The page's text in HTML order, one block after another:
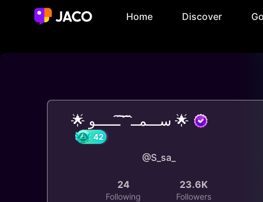
Home Discover
🌟 ســـمــ ͡ ͠ ͠ــــــو 🌟
@S_sa_
24
Following
23.6K
Followers